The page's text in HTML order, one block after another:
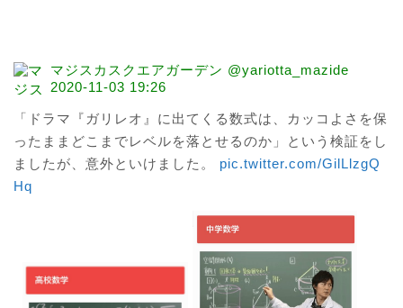
マジスカスクエアガーデン @yariotta_mazide
2020-11-03 19:26
「ドラマ『ガリレオ』に出てくる数式は、カッコよさを保
ったままどこまでレベルを落とせるのか」という検証をし
ましたが、意外といけました。 pic.twitter.com/GilLlzgQ
Hq